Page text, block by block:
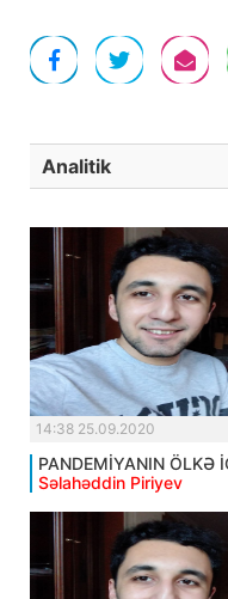
Analitik
14:38 25.09.2020
PANDEMİYANIN ÖLKƏ
Səlahəddin Piriyev